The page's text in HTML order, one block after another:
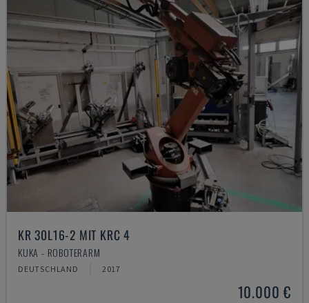
KR 30L16-2 MIT KRC 4
KUKA - ROBOTERARM
DEUTSCHLAND 2017
10.000 €